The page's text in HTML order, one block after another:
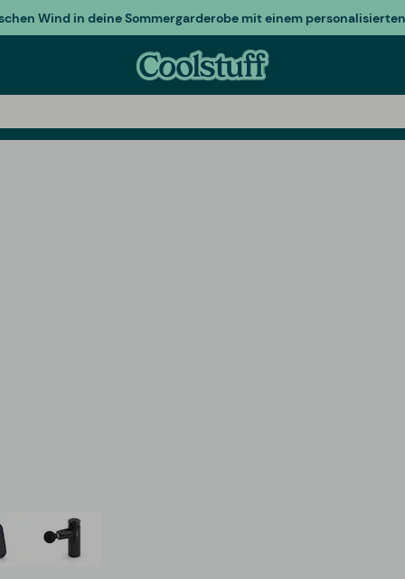
Wind in deine Sommergarderobe mit einem